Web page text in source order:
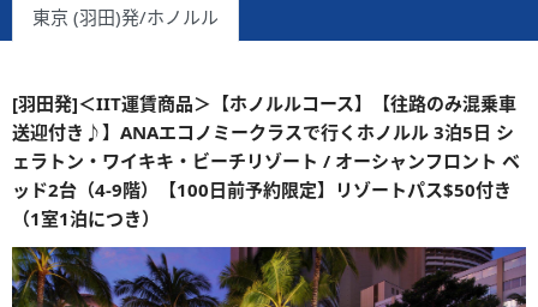
東京 (羽田)発/ホノルル
[羽田発]＜IIT運賃商品＞【ホノルルコース】【往路のみ混乗車
送迎付き♪】ANAエコノミークラスで行くホノルル 3泊5日 シ
ェラトン・ワイキキ・ビーチリゾート / オーシャンフロント ベ
ッド2台（4-9階）【100日前予約限定】リゾートパス$50付き
（1室1泊につき）